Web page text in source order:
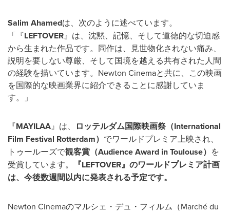
Salim Ahamedは、次のように述べています。
「『LEFTOVER』は、沈黙、記憶、そして道徳的な切迫感
から生まれた作品です。同作は、見世物化されない痛み、
説明を要しない尊厳、そして国境を越える共有された人間
の経験を描いています。Newton Cinemaと共に、この映画
を国際的な映画業界に紹介できることに感謝していま
す。」
『MAYILAA』は、
ロッテルダム国際映画祭（International
Film Festival Rotterdam） でワールドプレミア上映され、
トゥールーズで観客賞（Audience Award in Toulouse） を
受賞しています。
『LEFTOVER』のワールドプレミア計画
は、今後数週間以内に発表される予定です。
Newton Cinemaのマルシェ・デュ・フィルム（Marché du